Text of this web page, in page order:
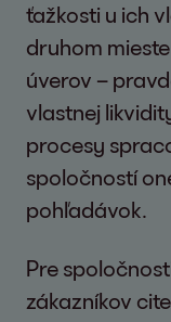
ťažkosti u ich
druhom
úverov –
vlastnej
procesy
spoločností
pohľadávok.
Pre
zákazníkov